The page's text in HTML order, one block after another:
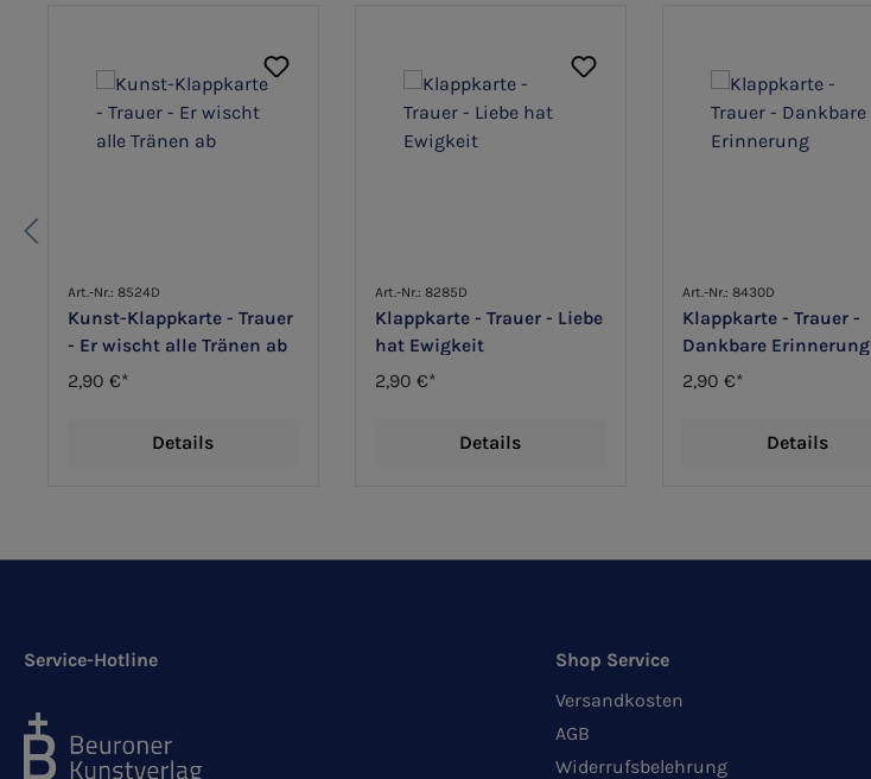
Art.-Nr.: 8524D
Kunst-Klappkarte - Trauer
- Er wischt alle Tränen ab
2,90 €*
Details
Art.-Nr.: 8285D
Klappkarte - Trauer - Liebe
hat Ewigkeit
2,90 €*
Details
Art.-Nr.: 8430D
Klappkarte - Trauer -
Dankbare Erinnerung
2,90 €*
Details
Service-Hotline
Shop Service
Versandkosten
AGB
Widerrufsbelehrung